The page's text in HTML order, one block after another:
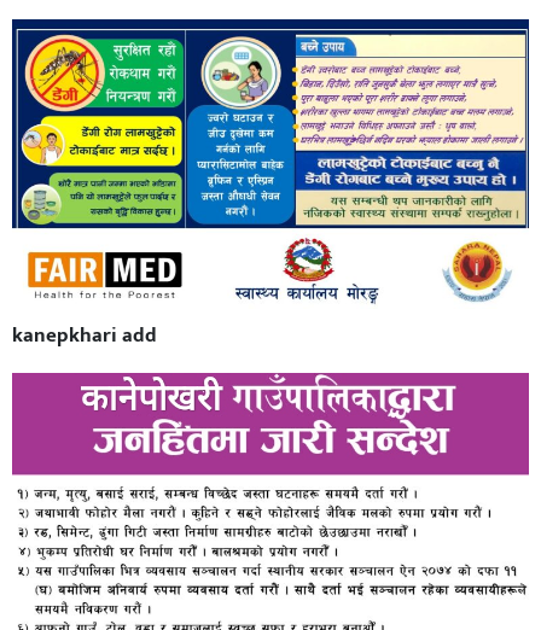
kanepkhari add